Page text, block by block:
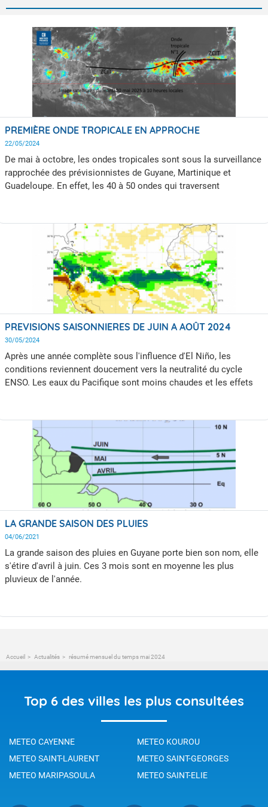
PREMIÈRE ONDE TROPICALE EN APPROCHE
22/05/2024
De mai à octobre, les ondes tropicales sont sous la surveillance
rapprochée des prévisionnistes de Guyane, Martinique et
Guadeloupe. En effet, les 40 à 50 ondes qui traversent
des ouragans sur l'arc antillais. La première onde tropicale de
l'année devrait apporter une première dégradation du temps
vendredi 23 mai en Guyane à l'avant de l'axe de l'onde, puis une
deuxième dimanche quand sa branche arrière s'évacuera vers
l'ouest. Cette actualité est l'occasion pour nous de vous
proposer un petit point explicatif sur le sujet des ondes
PREVISIONS SAISONNIERES DE JUIN A AOÛT 2024
30/05/2024
Après une année complète sous l'influence d'El Niño, les
conditions reviennent doucement vers la neutralité du cycle
ENSO. Les eaux du Pacifique sont moins chaudes et les effets
LA GRANDE SAISON DES PLUIES
04/06/2021
La grande saison des pluies en Guyane porte bien son nom, elle
s'étire d'avril à juin. Ces 3 mois sont en moyenne les plus
pluvieux de l'année.
Accueil Actualités résumé mensuel du temps mai 2024
Top 6 des villes les plus consultées
METEO CAYENNE
METEO KOUROU
METEO SAINT-LAURENT
METEO SAINT-GEORGES
METEO MARIPASOULA
METEO SAINT-ELIE